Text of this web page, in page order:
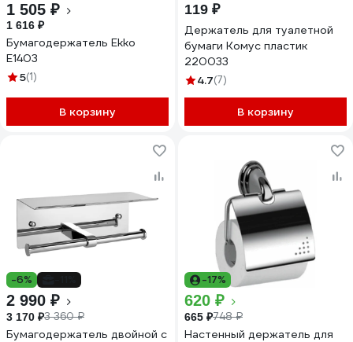
1 505 ₽
1 616 ₽
Бумагодержатель Ekko
E1403
5(1)
В корзину
119 ₽
Держатель для туалетной
бумаги Комус пластик
220033
4.7(7)
В корзину
-6%
2 990 ₽
3 170 ₽3 360 ₽
Бумагодержатель двойной с
-17%
620 ₽
665 ₽748 ₽
Настенный держатель для